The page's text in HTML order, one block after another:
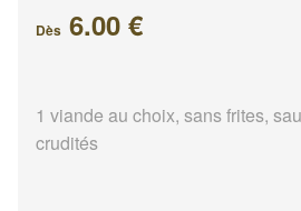
Dès 6.00 €
1 viande au choix, sans frites,
crudités